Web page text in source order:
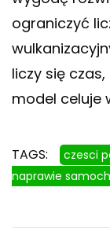
ograniczyć
liczy się
model celuje
TAGS: czesci
naprawie